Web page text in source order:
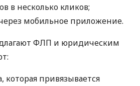
в несколько кликов;
мобильное приложение.
ФЛП и юридическим
которая привязывается